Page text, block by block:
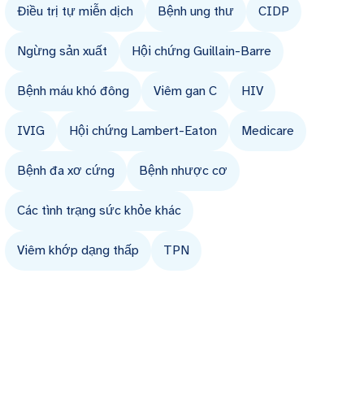
Điều trị tự miễn dịch Bệnh ung thư CIDP
Ngừng sản xuất Hội chứng Guillain-Barre
Bệnh máu khó đông Viêm gan C HIV
IVIG Hội chứng Lambert-Eaton Medicare
Bệnh đa xơ cứng Bệnh nhược cơ
Các tình trạng sức khỏe khác
Viêm khớp dạng thấp TPN